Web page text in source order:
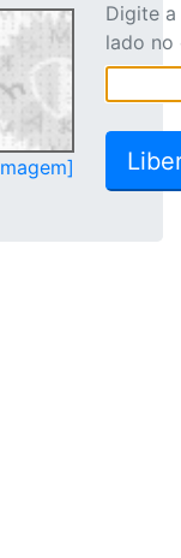
Digite
lado no